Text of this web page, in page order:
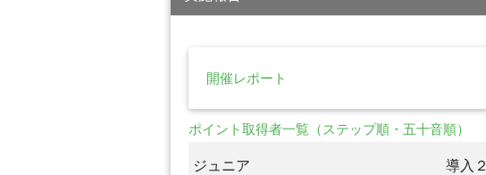
開催レポート
ポイント取得者一覧（ステップ順・五十音順）
ジュニア 導入２